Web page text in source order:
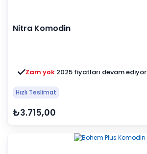
Nitra Komodin
Zam yok 2025 fiyatları devam ediyor
Hızlı Teslimat
₺3.715,00